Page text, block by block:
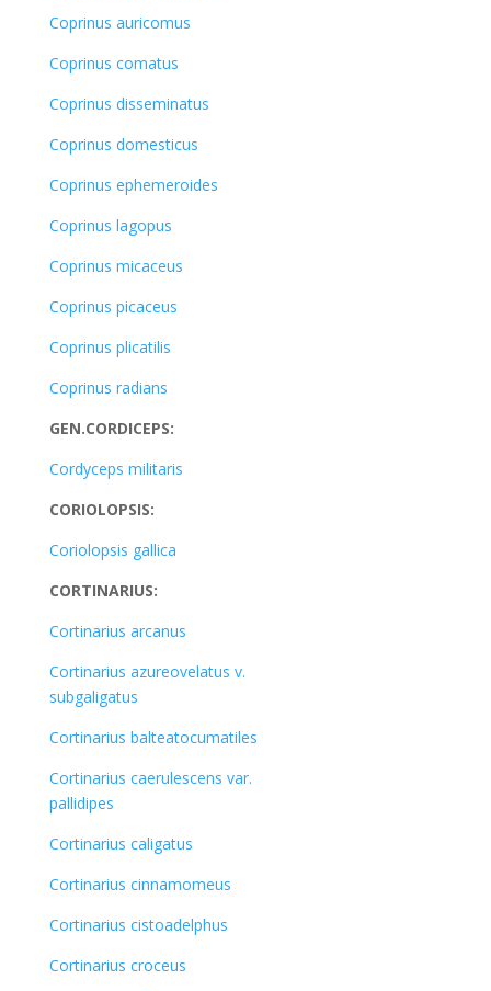
Coprinus auricomus
Coprinus comatus
Coprinus disseminatus
Coprinus domesticus
Coprinus ephemeroides
Coprinus lagopus
Coprinus micaceus
Coprinus picaceus
Coprinus plicatilis
Coprinus radians
GEN.CORDICEPS:
Cordyceps militaris
CORIOLOPSIS:
Coriolopsis gallica
CORTINARIUS:
Cortinarius arcanus
Cortinarius azureovelatus v.
subgaligatus
Cortinarius balteatocumatiles
Cortinarius caerulescens var.
pallidipes
Cortinarius caligatus
Cortinarius cinnamomeus
Cortinarius cistoadelphus
Cortinarius croceus